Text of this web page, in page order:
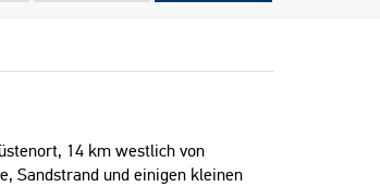
14 km westlich von
Sandstrand und einigen kleinen